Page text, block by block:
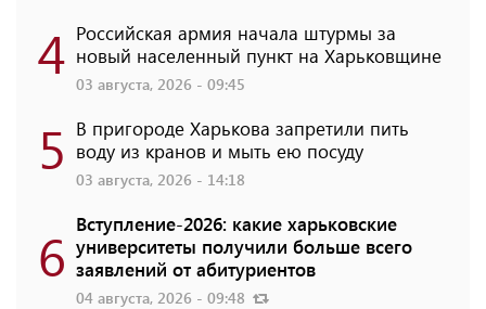
4 Российская армия начала штурмы за
новый населенный пункт на Харьковщине
03 августа, 2026 - 09:45
5 В пригороде Харькова запретили пить
воду из кранов и мыть ею посуду
03 августа, 2026 - 14:18
6 Вступление-2026: какие харьковские
университеты получили больше всего
заявлений от абитуриентов
04 августа, 2026 - 09:48